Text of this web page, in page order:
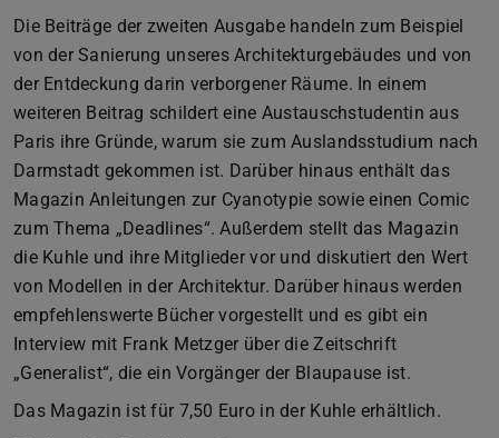
Die Beiträge der zweiten Ausgabe handeln zum Beispiel
von der Sanierung unseres Architekturgebäudes und von
der Entdeckung darin verborgener Räume. In einem
weiteren Beitrag schildert eine Austauschstudentin aus
Paris ihre Gründe, warum sie zum Auslandsstudium nach
Darmstadt gekommen ist. Darüber hinaus enthält das
Magazin Anleitungen zur Cyanotypie sowie einen Comic
zum Thema „Deadlines“. Außerdem stellt das Magazin
die Kuhle und ihre Mitglieder vor und diskutiert den Wert
von Modellen in der Architektur. Darüber hinaus werden
empfehlenswerte Bücher vorgestellt und es gibt ein
Interview mit Frank Metzger über die Zeitschrift
„Generalist“, die ein Vorgänger der Blaupause ist.
Das Magazin ist für 7,50 Euro in der Kuhle erhältlich.